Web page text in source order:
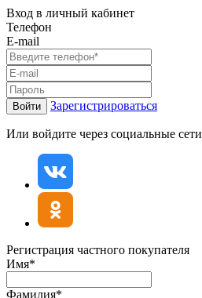
Вход в личный кабинет
Телефон
E-mail
Войти Зарегистрироваться
Или войдите через социальные сети
Регистрация частного покупателя
Имя*
Фамилия*